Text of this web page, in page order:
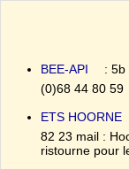
BEE-API
: 5b
(0)68 44 80 59
ETS HOORNE
82 23 mail :
ristourne pour